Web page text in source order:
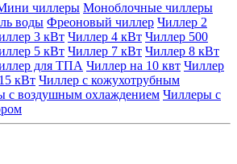
чиллеры Моноблочные чиллеры
воды Фреоновый чиллер Чиллер 2
3 кВт Чиллер 4 кВт Чиллер 500
5 кВт Чиллер 7 кВт Чиллер 8 кВт
для ТПА Чиллер на 10 квт Чиллер
кВт Чиллер с кожухотрубным
с воздушным охлаждением Чиллеры с